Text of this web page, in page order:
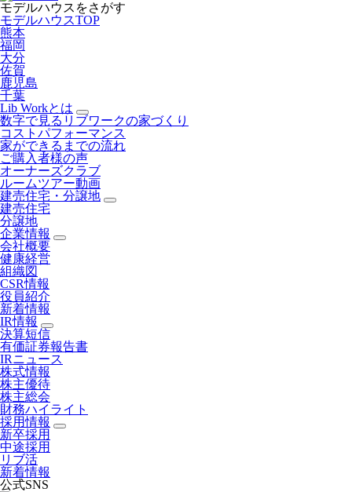
モデルハウスをさがす
モデルハウスTOP
熊本
福岡
大分
佐賀
鹿児島
千葉
Lib Workとは
数字で見るリブワークの家づくり
コストパフォーマンス
家ができるまでの流れ
ご購入者様の声
オーナーズクラブ
ルームツアー動画
建売住宅・分譲地
建売住宅
分譲地
企業情報
会社概要
健康経営
組織図
CSR情報
役員紹介
新着情報
IR情報
決算短信
有価証券報告書
IRニュース
株式情報
株主優待
株主総会
財務ハイライト
採用情報
新卒採用
中途採用
リブ活
新着情報
公式SNS